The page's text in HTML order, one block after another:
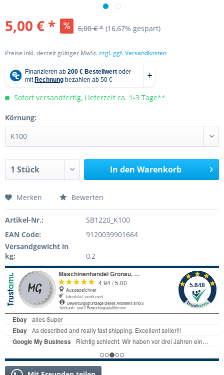
5,00 € * 6,00 € * (16,67% gespart)
Preise inkl. derzeit gültiger MwSt.zzgl. ggf. Versandkosten
Sofort versandfertig, Lieferzeit ca. 1-3 Tage**
Körnung:
In den Warenkorb
Merken Bewerten
Artikel-Nr.:
SB1220_K100
EAN Code:
9120039901664
Versandgewicht in
kg:
0,2